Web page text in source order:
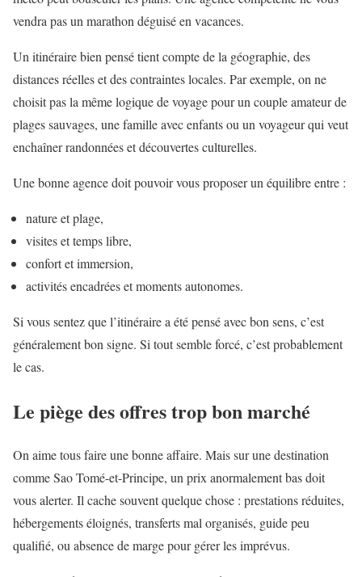
vendra pas un marathon déguisé en vacances.
Un itinéraire bien pensé tient compte de la géographie, des
distances réelles et des contraintes locales. Par exemple, on ne
choisit pas la même logique de voyage pour un couple amateur de
plages sauvages, une famille avec enfants ou un voyageur qui veut
enchaîner randonnées et découvertes culturelles.
Une bonne agence doit pouvoir vous proposer un équilibre entre :
nature et plage,
visites et temps libre,
confort et immersion,
activités encadrées et moments autonomes.
Si vous sentez que l’itinéraire a été pensé avec bon sens, c’est
généralement bon signe. Si tout semble forcé, c’est probablement
le cas.
Le piège des offres trop bon marché
On aime tous faire une bonne affaire. Mais sur une destination
comme Sao Tomé-et-Principe, un prix anormalement bas doit
vous alerter. Il cache souvent quelque chose : prestations réduites,
hébergements éloignés, transferts mal organisés, guide peu
qualifié, ou absence de marge pour gérer les imprévus.